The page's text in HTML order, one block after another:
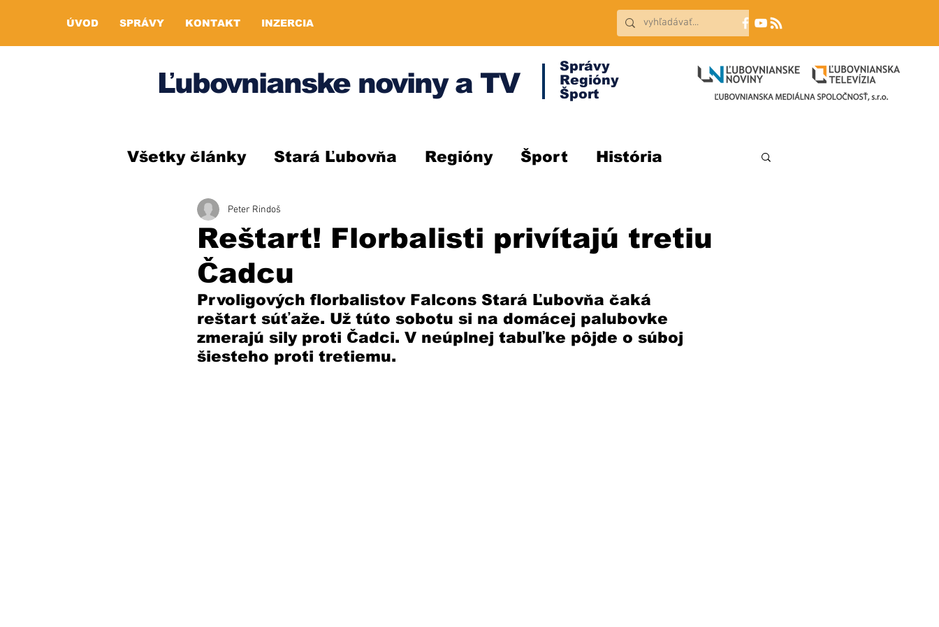
ÚVOD SPRÁVY KONTAKT INZERCIA
Ľubovnianske noviny a TV
Správy
Regióny
Šport
Všetky články Stará Ľubovňa Regióny Šport História
Reštart! Florbalisti privítajú tretiu
Čadcu
Peter Rindoš
Prvoligových florbalistov Falcons Stará Ľubovňa čaká
reštart súťaže. Už túto sobotu si na domácej palubovke
zmerajú sily proti Čadci. V neúplnej tabuľke pôjde o súboj
šiesteho proti tretiemu.